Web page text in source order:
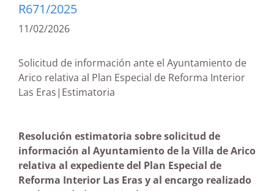
R671/2025
11/02/2026
Solicitud de información ante el Ayuntamiento de
Arico relativa al Plan Especial de Reforma Interior
Las Eras|Estimatoria
Resolución estimatoria sobre solicitud de
información al Ayuntamiento de la Villa de Arico
relativa al expediente del Plan Especial de
Reforma Interior Las Eras y al encargo realizado